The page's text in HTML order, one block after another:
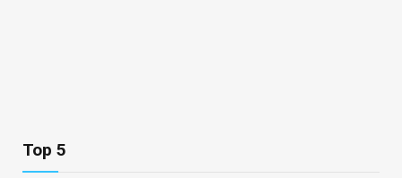
Top 5